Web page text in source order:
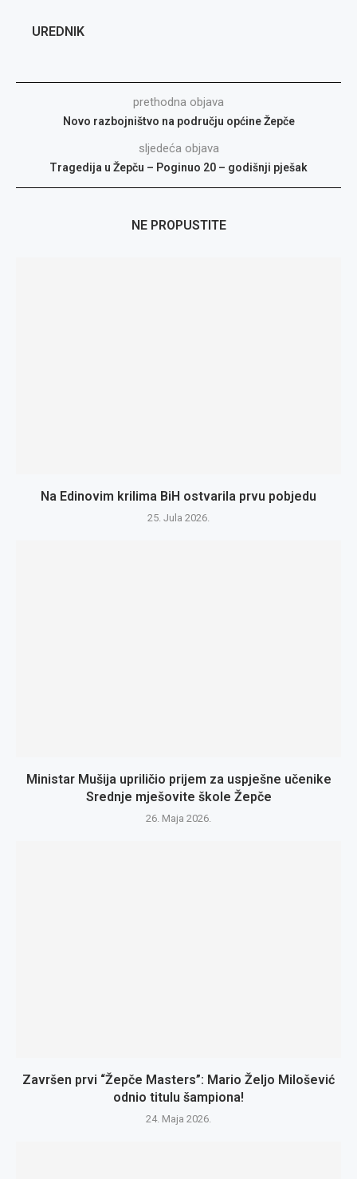
UREDNIK
prethodna objava
Novo razbojništvo na području općine Žepče
sljedeća objava
Tragedija u Žepču – Poginuo 20 – godišnji pješak
NE PROPUSTITE
Na Edinovim krilima BiH ostvarila prvu pobjedu
25. Jula 2026.
Ministar Mušija upriličio prijem za uspješne učenike
Srednje mješovite škole Žepče
26. Maja 2026.
Završen prvi “Žepče Masters”: Mario Željo Milošević
odnio titulu šampiona!
24. Maja 2026.